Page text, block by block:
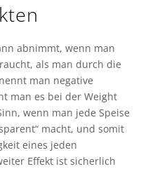
abnimmt, wenn man
als man durch die
man negative
man es bei der Weight
wenn man jede Speise
macht, und somit
eines jeden
Effekt ist sicherlich